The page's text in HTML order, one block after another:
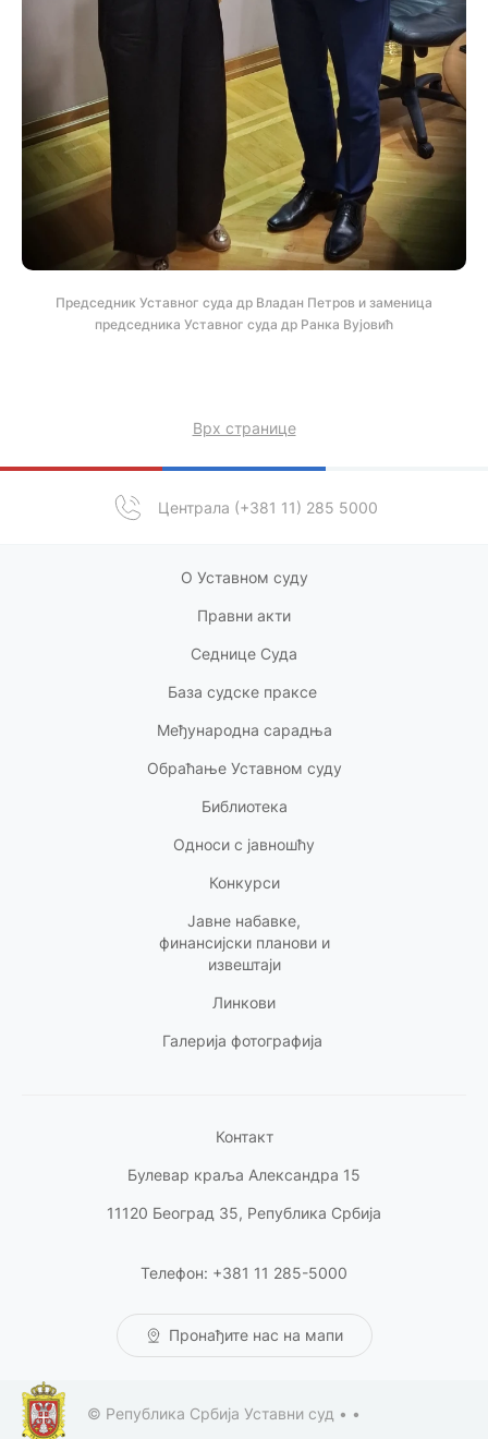
Председник Уставног суда др Владан Петров и заменица
председника Уставног суда др Ранка Вујовић
Централа (+381 11) 285 5000
Врх странице
О Уставном суду
Правни акти
Седнице Суда
База судске праксе
Међународна сарадња
Обраћање Уставном суду
Библиотека
Односи с јавношћу
Конкурси
Јавне набавке,
финансијски планови и
извештаји
Линкови
Галерија фотографија
Контакт
Булевар краља Александра 15
11120 Београд 35, Република Србија
Телефон: +381 11 285-5000
Пронађите нас на мапи
© Република Србија Уставни суд • •